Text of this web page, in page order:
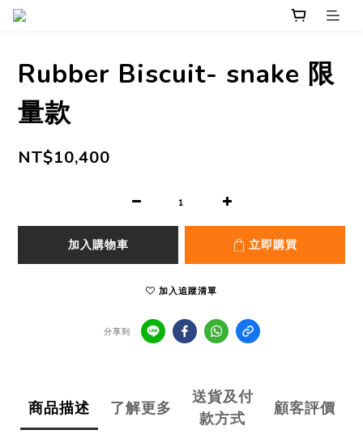
Rubber Biscuit- snake 限
量款
NT$10,400
加入購物車 立即購買
加入追蹤清單
分享到
商品描述 了解更多
送貨及付
款方式
顧客評價